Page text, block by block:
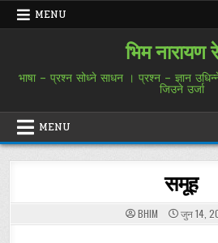
Skip
MENU
भिम नारायण
भाषा – प्रश्न सोध्ने साधन । प्रश्न – ज्ञान
जिउने उर्जा
MENU
समूह
BHIM जुन 14,